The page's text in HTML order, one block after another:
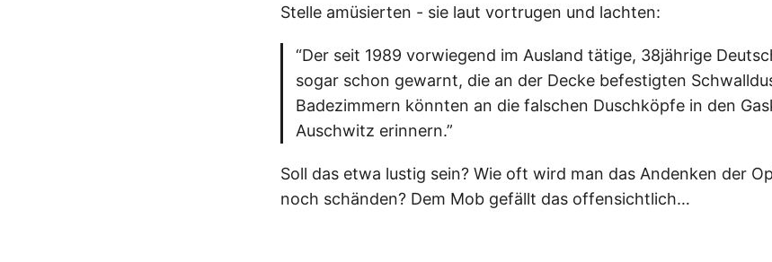
Stelle amüsierten - sie laut vortrugen und lachten:
“Der seit 1989 vorwiegend im Ausland tätige, 38jährige
sogar schon gewarnt, die an der Decke befestigten
Badezimmern könnten an die falschen Duschköpfe in den
Auschwitz erinnern.”
Soll das etwa lustig sein? Wie oft wird man das Andenken der
noch schänden? Dem Mob gefällt das offensichtlich…